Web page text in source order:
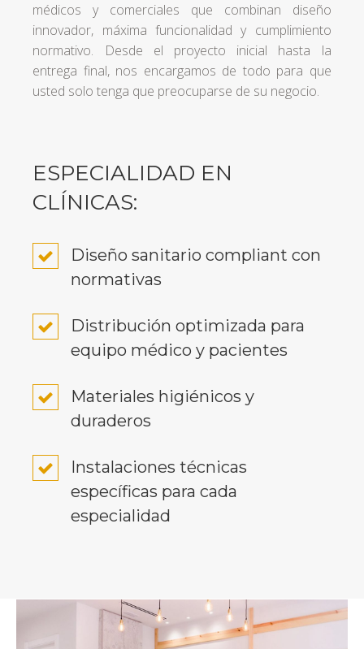
médicos y comerciales que combinan diseño
innovador, máxima funcionalidad y cumplimiento
normativo. Desde el proyecto inicial hasta la
entrega final, nos encargamos de todo para que
usted solo tenga que preocuparse de su negocio.
ESPECIALIDAD EN
CLÍNICAS:
Diseño sanitario compliant con
normativas
Distribución optimizada para
equipo médico y pacientes
Materiales higiénicos y
duraderos
Instalaciones técnicas
específicas para cada
especialidad